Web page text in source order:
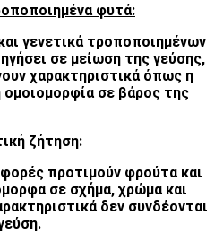
φυτά:
γενετικά τροποποιημένων
σε μείωση της γεύσης,
χαρακτηριστικά όπως η
ομοιομορφία σε βάρος της
ζήτηση:
προτιμούν φρούτα και
σε σχήμα, χρώμα και
δεν συνδέονται